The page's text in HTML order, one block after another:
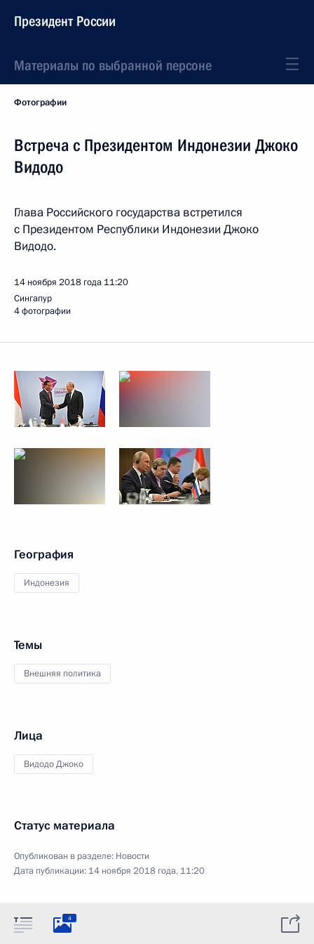
Президент России
Материалы по выбранной персоне
Фотографии
Встреча с Президентом Индонезии Джоко
Видодо
Глава Российского государства встретился
с Президентом Республики Индонезии Джоко
Видодо.
14 ноября 2018 года 11:20
Сингапур
4 фотографии
География
Индонезия
Темы
Внешняя политика
Лица
Видодо Джоко
Статус материала
Опубликован в разделе: Новости
Дата публикации: 14 ноября 2018 года, 11:20
4